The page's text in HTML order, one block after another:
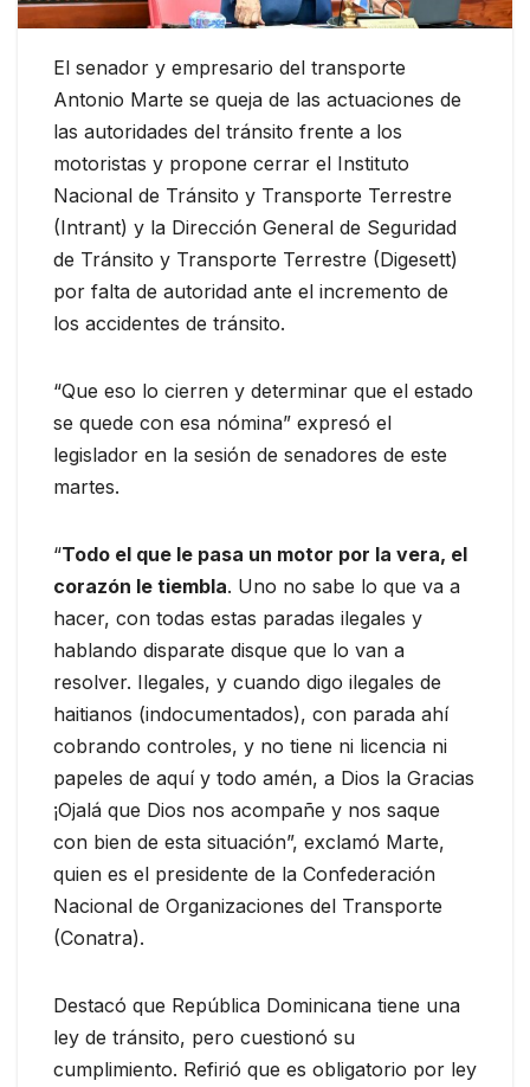
El senador y empresario del transporte
Antonio Marte se queja de las actuaciones de
las autoridades del tránsito frente a los
motoristas y propone cerrar el Instituto
Nacional de Tránsito y Transporte Terrestre
(Intrant) y la Dirección General de Seguridad
de Tránsito y Transporte Terrestre (Digesett)
por falta de autoridad ante el incremento de
los accidentes de tránsito.
“Que eso lo cierren y determinar que el estado
se quede con esa nómina” expresó el
legislador en la sesión de senadores de este
martes.
“Todo el que le pasa un motor por la vera, el
corazón le tiembla. Uno no sabe lo que va a
hacer, con todas estas paradas ilegales y
hablando disparate disque que lo van a
resolver. Ilegales, y cuando digo ilegales de
haitianos (indocumentados), con parada ahí
cobrando controles, y no tiene ni licencia ni
papeles de aquí y todo amén, a Dios la Gracias
¡Ojalá que Dios nos acompañe y nos saque
con bien de esta situación”, exclamó Marte,
quien es el presidente de la Confederación
Nacional de Organizaciones del Transporte
(Conatra).
Destacó que República Dominicana tiene una
ley de tránsito, pero cuestionó su
cumplimiento. Refirió que es obligatorio por ley